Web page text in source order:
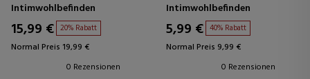
Intimwohlbefinden
15,99 € 20% Rabatt
Normal Preis 19,99 €
0 Rezensionen
Intimwohlbefinden
5,99 € 40% Rabatt
Normal Preis 9,99 €
0 Rezensionen